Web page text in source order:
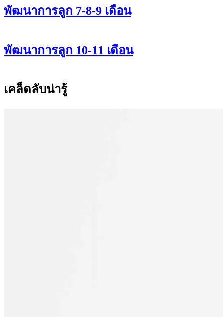
พัฒนาการลูก 7-8-9 เดือน
พัฒนาการลูก 10-11 เดือน
เคล็ดลับน่ารู้